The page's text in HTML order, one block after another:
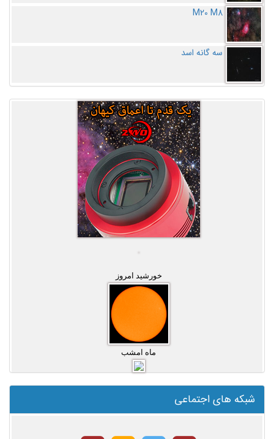
M20 M8
سه گانه اسد
خورشید امروز
ماه امشب
شبکه های اجتماعی